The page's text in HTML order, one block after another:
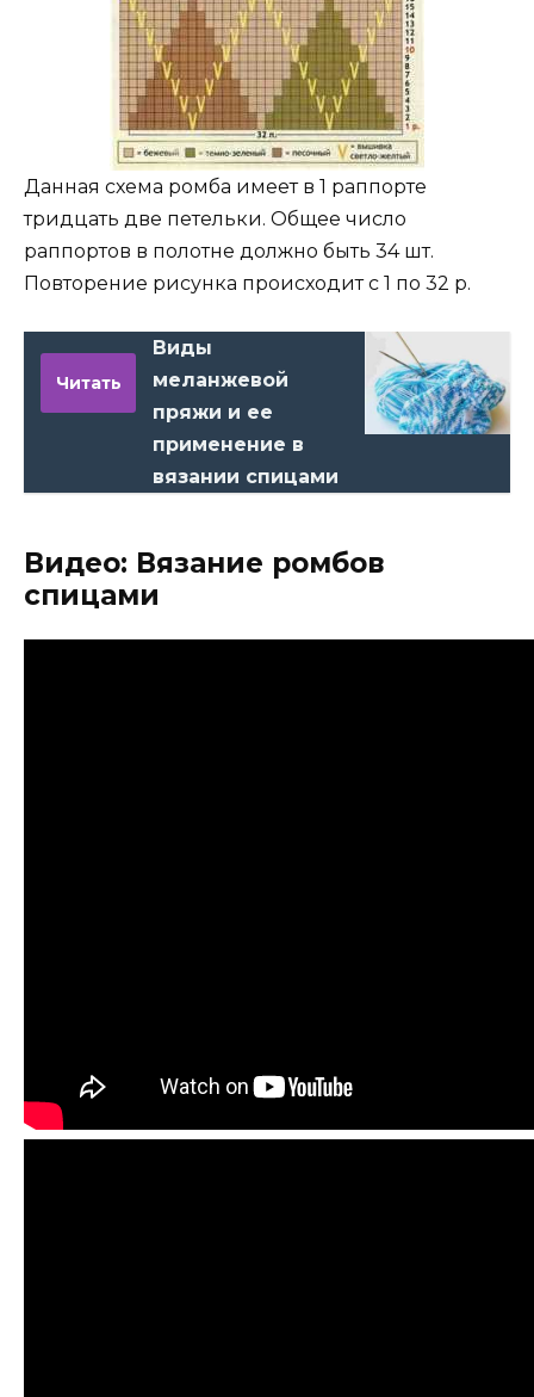
Данная схема ромба имеет в 1 раппорте
тридцать две петельки. Общее число
раппортов в полотне должно быть 34 шт.
Повторение рисунка происходит с 1 по 32 р.
Читать
Виды
меланжевой
пряжи и ее
применение в
вязании спицами
Видео: Вязание ромбов
спицами